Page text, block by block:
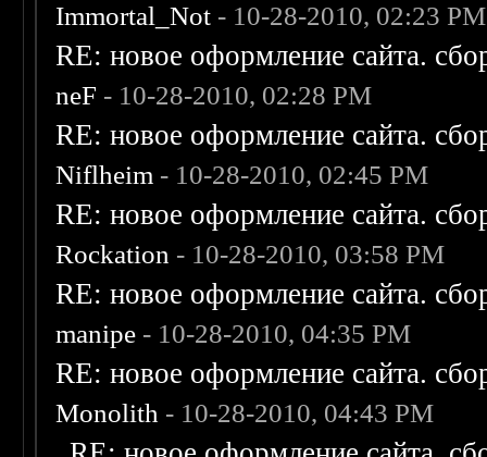
Immortal_Not - 10-28-2010, 02:23 PM
RE: новое оформление сайта.
neF - 10-28-2010, 02:28 PM
RE: новое оформление сайта.
Niflheim - 10-28-2010, 02:45 PM
RE: новое оформление сайта.
Rockation - 10-28-2010, 03:58 PM
RE: новое оформление сайта.
manipe - 10-28-2010, 04:35 PM
RE: новое оформление сайта.
Monolith - 10-28-2010, 04:43 PM